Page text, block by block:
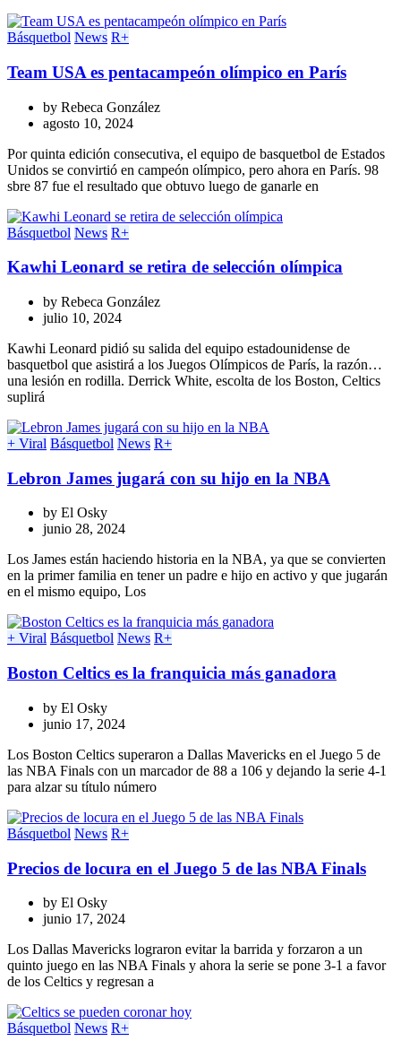
Básquetbol News R+
Team USA es pentacampeón olímpico en París
by Rebeca González
agosto 10, 2024
Por quinta edición consecutiva, el equipo de basquetbol de Estados
Unidos se convirtió en campeón olímpico, pero ahora en París. 98
sbre 87 fue el resultado que obtuvo luego de ganarle en
Básquetbol News R+
Kawhi Leonard se retira de selección olímpica
by Rebeca González
julio 10, 2024
Kawhi Leonard pidió su salida del equipo estadounidense de
basquetbol que asistirá a los Juegos Olímpicos de París, la razón…
una lesión en rodilla. Derrick White, escolta de los Boston, Celtics
suplirá
+ Viral Básquetbol News R+
Lebron James jugará con su hijo en la NBA
by El Osky
junio 28, 2024
Los James están haciendo historia en la NBA, ya que se convierten
en la primer familia en tener un padre e hijo en activo y que jugarán
en el mismo equipo, Los
+ Viral Básquetbol News R+
Boston Celtics es la franquicia más ganadora
by El Osky
junio 17, 2024
Los Boston Celtics superaron a Dallas Mavericks en el Juego 5 de
las NBA Finals con un marcador de 88 a 106 y dejando la serie 4-1
para alzar su título número
Básquetbol News R+
Precios de locura en el Juego 5 de las NBA Finals
by El Osky
junio 17, 2024
Los Dallas Mavericks lograron evitar la barrida y forzaron a un
quinto juego en las NBA Finals y ahora la serie se pone 3-1 a favor
de los Celtics y regresan a
Básquetbol News R+